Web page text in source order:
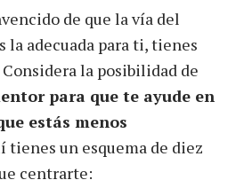
de que la vía del
adecuada para ti, tienes
la posibilidad de
para que te ayude en
estás menos
tienes un esquema de diez
centrarte: